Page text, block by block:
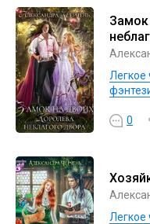
Замок
Легкое
0
Легкое